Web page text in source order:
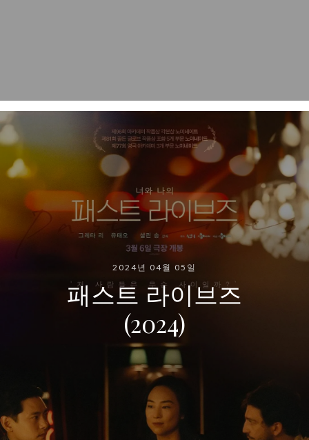
2024년 04월 05일
패스트 라이브즈
(2024)